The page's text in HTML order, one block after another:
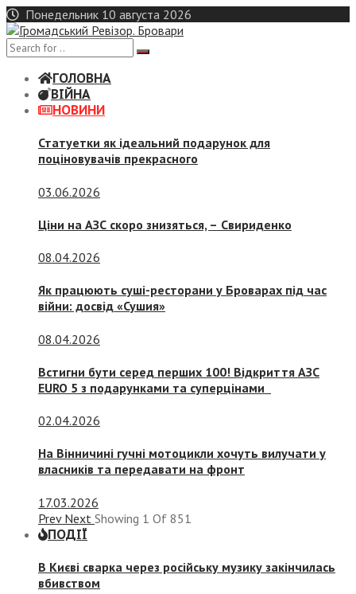
Skip
to
content
Понедельник 10 августа 2026
ГОЛОВНА
ВІЙНА
НОВИНИ
Статуетки як ідеальний подарунок для
поціновувачів прекрасного
03.06.2026
Ціни на АЗС скоро знизяться, – Свириденко
08.04.2026
Як працюють суші-ресторани у Броварах під час
війни: досвід «Сушия»
08.04.2026
Встигни бути серед перших 100! Відкриття АЗС
EURO 5 з подарунками та суперцінами
02.04.2026
На Вінничині гучні мотоцикли хочуть вилучати у
власників та передавати на фронт
17.03.2026
Prev Next Showing 1 Of 851
ПОДІЇ
В Києві сварка через російську музику закінчилась
вбивством